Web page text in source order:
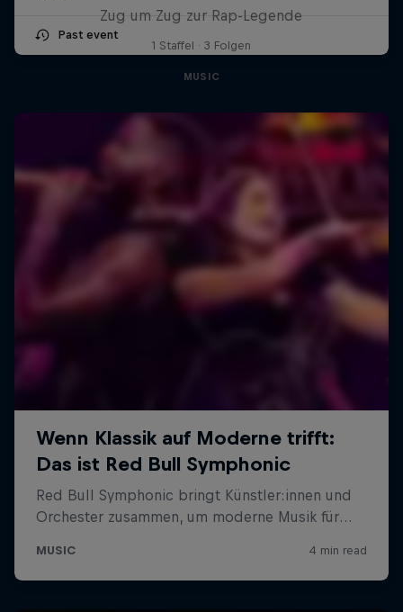
Past event
Zug um Zug zur Rap-Legende
1 Staffel · 3 Folgen
MUSIC